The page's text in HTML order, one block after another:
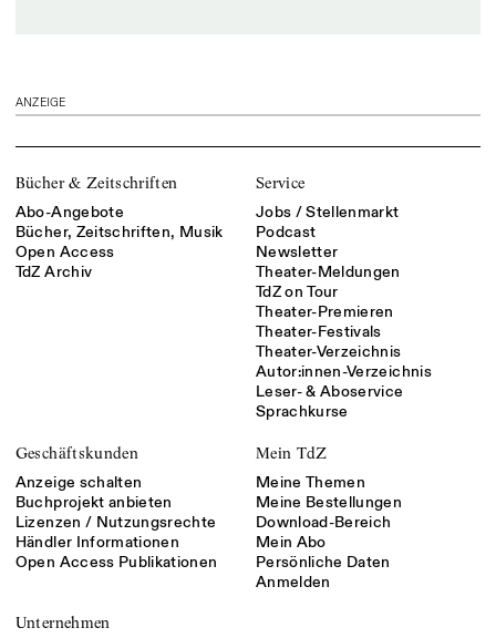
ANZEIGE
Bücher & Zeitschriften
Abo-Angebote
Bücher, Zeitschriften, Musik
Open Access
TdZ Archiv
Service
Jobs / Stellenmarkt
Podcast
Newsletter
Theater-Meldungen
TdZ on Tour
Theater-Premieren
Theater-Festivals
Theater-Verzeichnis
Autor:innen-Verzeichnis
Leser- & Aboservice
Sprachkurse
Geschäftskunden
Anzeige schalten
Buchprojekt anbieten
Lizenzen / Nutzungsrechte
Händler Informationen
Open Access Publikationen
Mein TdZ
Meine Themen
Meine Bestellungen
Download-Bereich
Mein Abo
Persönliche Daten
Anmelden
Unternehmen